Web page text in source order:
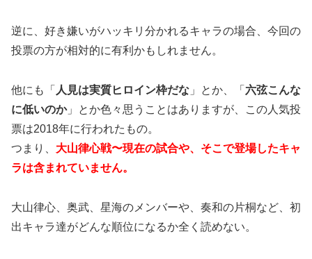
逆に、好き嫌いがハッキリ分かれるキャラの場合、今回の
投票の方が相対的に有利かもしれません。
他にも「 人見は実質ヒロイン枠だな 」とか、「 六弦こんな
に低いのか」とか色々思うことはありますが、この人気投
票は2018年に行われたもの。
つまり、 大山律心戦〜現在の試合や、そこで登場したキャ
ラは含まれていません。
大山律心、奥武、星海のメンバーや、奏和の片桐など、初
出キャラ達がどんな順位になるか全く読めない。